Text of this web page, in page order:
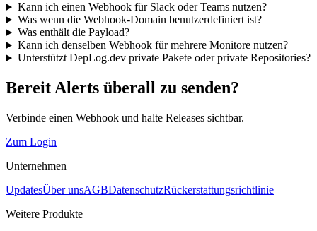
Kann ich einen Webhook für Slack oder Teams nutzen?
Was wenn die Webhook-Domain benutzerdefiniert ist?
Was enthält die Payload?
Kann ich denselben Webhook für mehrere Monitore nutzen?
Unterstützt DepLog.dev private Pakete oder private Repositories?
Bereit Alerts überall zu senden?
Verbinde einen Webhook und halte Releases sichtbar.
Zum Login
Unternehmen
UpdatesÜber unsAGBDatenschutzRückerstattungsrichtlinie
Weitere Produkte